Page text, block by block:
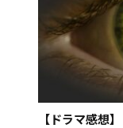
【ドラマ感想